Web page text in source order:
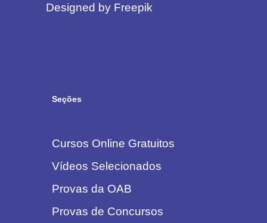
Designed by Freepik
Seções
Cursos Online Gratuitos
Vídeos Selecionados
Provas da OAB
Provas de Concursos